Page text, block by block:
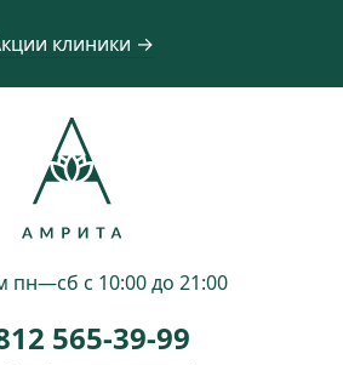
клиники →
пн—сб с 10:00 до 21:00
565-39-99